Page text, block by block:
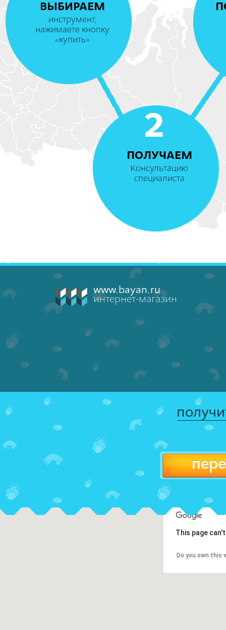
ВЫБИРАЕМ
инструмент,
нажимаете кнопку
«купить»
2
ПОЛУЧАЕМ
Консультацию
специалиста
www.bayan.ru
интернет-магазин
This page
Do you own this